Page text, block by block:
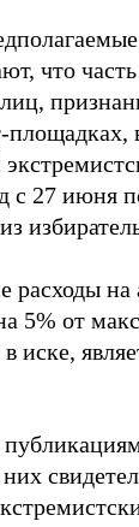
что
лиц,
с 27 июня
расходы
5% от
иске,